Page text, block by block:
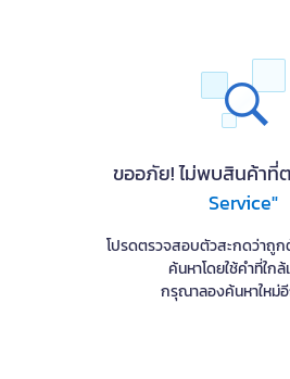
ขออภัย! ไม่พบสินค้าที่
Service"
โปรดตรวจสอบตัวสะกดว่าถูก
ค้นหาโดยใช้คำที่ใก
กรุณาลองค้นหาใหม่